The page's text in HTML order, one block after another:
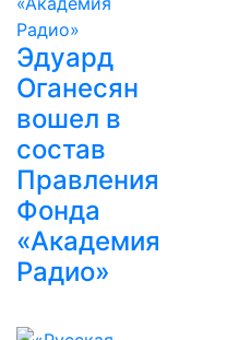
Эдуард
Оганесян
вошел в
состав
Правления
Фонда
«Академия
Радио»